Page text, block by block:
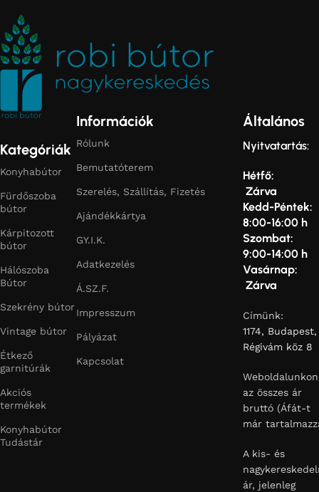
Kategóriák
Konyhabútor
Fürdőszoba
bútor
Kárpitozott
bútor
Hálószoba
Bútor
Szekrény bútor
Vintage bútor
Étkező
garnitúrák
Akciós
termékek
Konyhabútor
Tudástár
Információk
Rólunk
Bemutatóterem
Szerelés, Szállítás, Fizetés
Ajándékkártya
GY.I.K.
Adatkezelés
Á.SZ.F.
Impresszum
Pályázat
Kapcsolat
Általános
Nyitvatartás:
Hétfő:
Zárva
Kedd-Péntek:
8:00-16:00 h
Szombat:
9:00-14:00 h
Vasárnap:
Zárva
Címünk:
1174, Budapest,
Régivám köz 8
Weboldalunkon
az összes ár
bruttó (Áfát-t
már
A kis- és
ár, jelenleg